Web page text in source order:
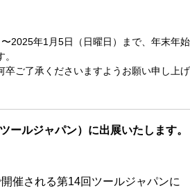
2025年1月5日（日曜日）まで、年末年始
卒ご了承くださいますようお願い申し上げ
ールジャパン）に出展いたします。
催される第14回ツールジャパンに